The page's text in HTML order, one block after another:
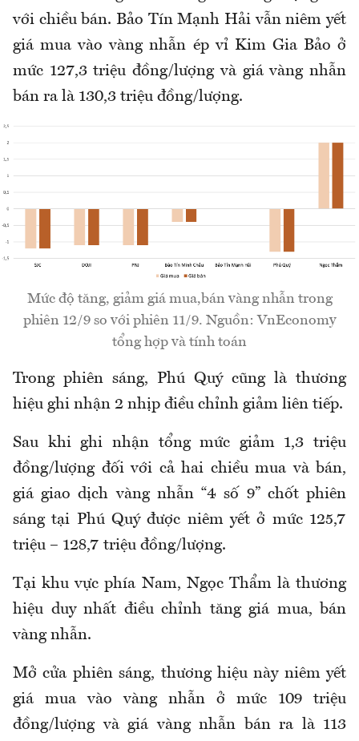
với chiều bán. Bảo Tín Mạnh Hải vẫn niêm yết
giá mua vào vàng nhẫn ép vỉ Kim Gia Bảo ở
mức 127,3 triệu đồng/lượng và giá vàng nhẫn
bán ra là 130,3 triệu đồng/lượng.
Mức độ tăng, giảm giá mua,bán vàng nhẫn trong
phiên 12/9 so với phiên 11/9. Nguồn: VnEconomy
tổng hợp và tính toán
Trong phiên sáng, Phú Quý cũng là thương
hiệu ghi nhận 2 nhịp điều chỉnh giảm liên tiếp.
Sau khi ghi nhận tổng mức giảm 1,3 triệu
đồng/lượng đối với cả hai chiều mua và bán,
giá giao dịch vàng nhẫn “4 số 9” chốt phiên
sáng tại Phú Quý được niêm yết ở mức 125,7
triệu – 128,7 triệu đồng/lượng.
Tại khu vực phía Nam, Ngọc Thẩm là thương
hiệu duy nhất điều chỉnh tăng giá mua, bán
vàng nhẫn.
Mở cửa phiên sáng, thương hiệu này niêm yết
giá mua vào vàng nhẫn ở mức 109 triệu
đồng/lượng và giá vàng nhẫn bán ra là 113